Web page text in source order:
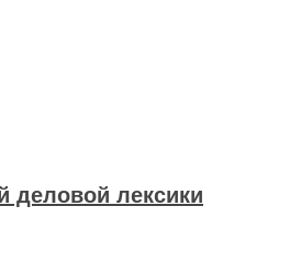
деловой лексики